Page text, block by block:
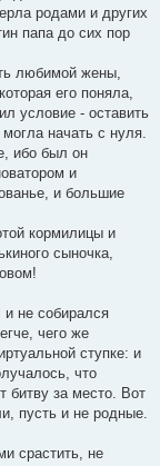
родами и других
папа до сих пор
любимой жены,
его поняла,
условие - оставить
начать с нуля.
ибо был он
и
и большие
кормилицы и
сыночка,
не собирался
чего же
ступке: и
что
битву за место. Вот
пусть и не родные.
срастить, не